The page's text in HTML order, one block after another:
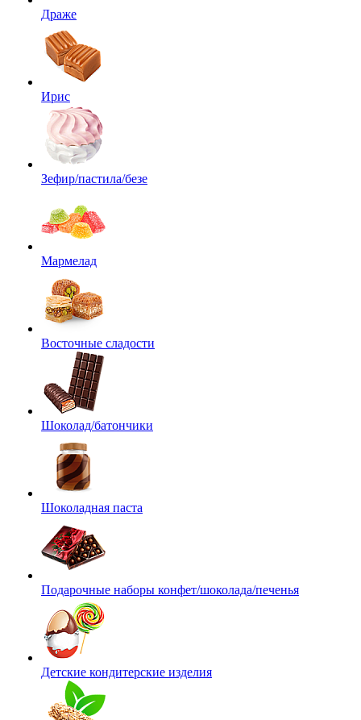
Драже
Ирис
Зефир/пастила/безе
Мармелад
Восточные сладости
Шоколад/батончики
Шоколадная паста
Подарочные наборы конфет/шоколада/печенья
Детские кондитерские изделия